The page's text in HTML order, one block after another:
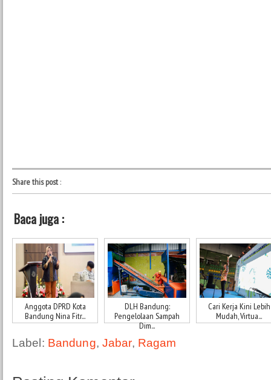
Share this post:
Baca juga :
Anggota DPRD Kota
Bandung Nina Fitr...
DLH Bandung:
Pengelolaan Sampah
Dim...
Cari Kerja Kini Lebih
Mudah, Virtua...
Label: Bandung, Jabar, Ragam